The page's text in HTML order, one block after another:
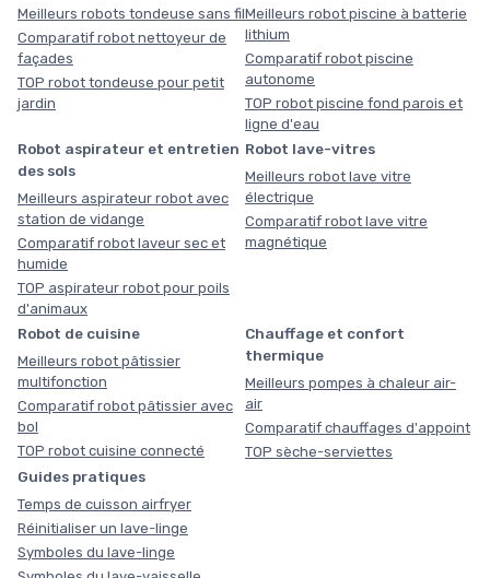
Meilleurs robots tondeuse sans fil
Comparatif robot nettoyeur de
façades
TOP robot tondeuse pour petit
jardin
Meilleurs robot piscine à batterie
lithium
Comparatif robot piscine
autonome
TOP robot piscine fond parois et
ligne d'eau
Robot aspirateur et entretien
des sols
Meilleurs aspirateur robot avec
station de vidange
Comparatif robot laveur sec et
humide
TOP aspirateur robot pour poils
d'animaux
Robot lave-vitres
Meilleurs robot lave vitre
électrique
Comparatif robot lave vitre
magnétique
Robot de cuisine
Meilleurs robot pâtissier
multifonction
Comparatif robot pâtissier avec
bol
TOP robot cuisine connecté
Chauffage et confort
thermique
Meilleurs pompes à chaleur air-
air
Comparatif chauffages d'appoint
TOP sèche-serviettes
Guides pratiques
Temps de cuisson airfryer
Réinitialiser un lave-linge
Symboles du lave-linge